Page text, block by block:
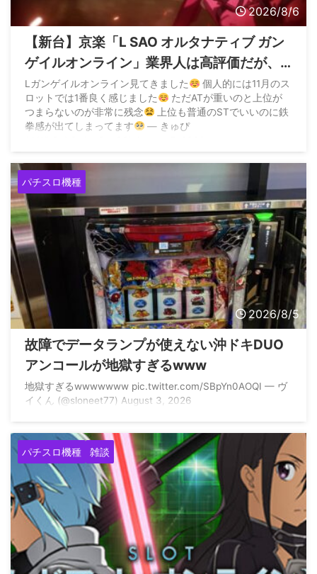
2026/8/6
【新台】京楽「L SAO オルタナティブ ガン
ゲイルオンライン」業界人は高評価だが、
上位ATがつまらないらしい
Lガンゲイルオンライン見てきました
個人的には11月のス
ロットでは1番良く感じました
ただATが重いのと上位が
つまらないのが非常に残念
上位も普通のSTでいいのに鉄
拳感が出てしまってます
— きゅぴ
パチスロ機種
2026/8/5
故障でデータランプが使えない沖ドキDUO
アンコールが地獄すぎるwww
地獄すぎるwwwwwww pic.twitter.com/SBpYn0AOQI — ヴ
イくん (@sloneet77) August 3, 2026
パチスロ機種 雑談